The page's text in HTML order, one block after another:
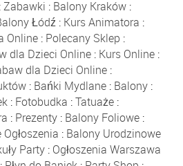
:Zabawki : Balony Kraków :
Łódź : Kurs Animatora :
Online : Polecany Sklep :
dla Dzieci Online: Kurs Online:
dla Dzieci Online :
: Bańki Mydlane : Balony :
: Fotobudka :Tatuaże:
: Prezenty : Balony Foliowe :
: Balony Urodzinowe
Party : Ogłoszenia Warszawa